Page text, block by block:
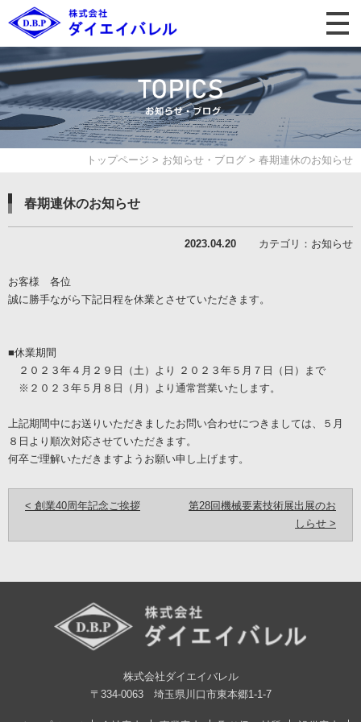
トップページ > お知らせ・ブログ > 春期連休のお知らせ
春期連休のお知らせ
2023.04.20 カテゴリ：お知らせ
お客様 各位
誠に勝手ながら下記日程を休業とさせていただきます。
■休業期間
２０２３年４月２９日（土）より ２０２３年５月７日（日）まで
※２０２３年５月８日（月）より通常営業いたします。
上記期間中にお送りいただきましたお問い合わせにつきましては、５月
８日より順次対応させていただきます。
何卒ご理解いただきますようお願い申し上げます。
< 創業40周年記念ご挨拶
第28回機械要素技術展出展のお
しらせ >
株式会社ダイエイバレル
〒334-0063 埼玉県川口市東本郷1-1-7